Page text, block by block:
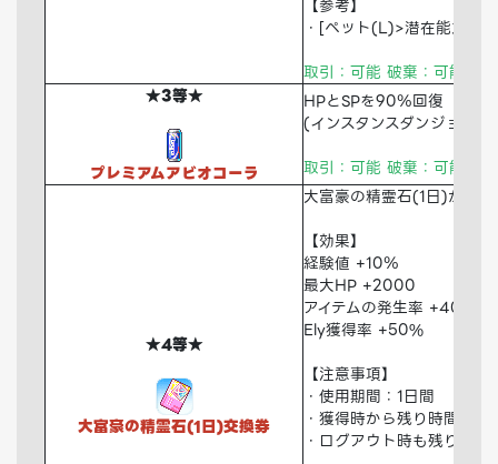
【参考】
・[ペット(L)>潜在能力]
取引：可能 破棄：可能 倉
★3等★
プレミアムアビオコーラ
HPとSPを90％回復
(インスタンスダンジョン
取引：可能 破棄：可能 倉
★4等★
大富豪の精霊石(1日)交換券
大富豪の精霊石(1日)が獲
【効果】
経験値 +10％
最大HP +2000
アイテムの発生率 +40％
Ely獲得率 +50%
【注意事項】
・使用期間：1日間
・獲得時から残り時間を消
・ログアウト時も残り時間